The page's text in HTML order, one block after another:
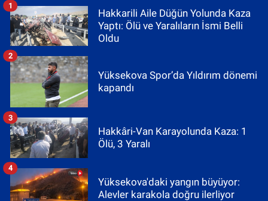
Hakkarili Aile Düğün Yolunda Kaza
Yaptı: Ölü ve Yaralıların İsmi Belli
Oldu
1
Yüksekova Spor’da Yıldırım dönemi
kapandı
2
Hakkâri-Van Karayolunda Kaza: 1
Ölü, 3 Yaralı
3
Yüksekova'daki yangın büyüyor:
Alevler karakola doğru ilerliyor
4